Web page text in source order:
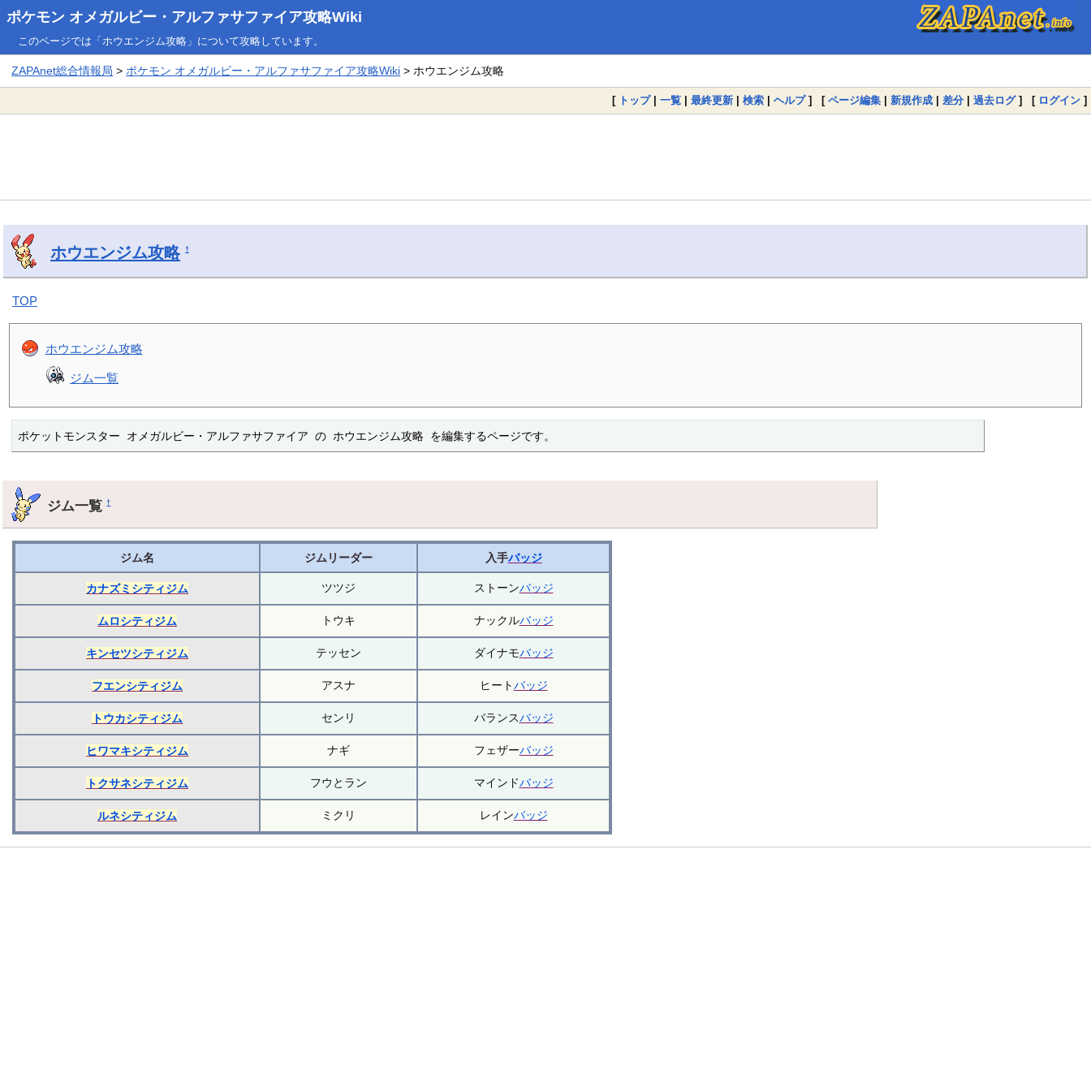
ポケモン オメガルビー・アルファサファイア攻略Wiki
このページでは「ホウエンジム攻略」について攻略しています。
ZAPAnet総合情報局 >ポケモン オメガルビー・アルファサファイア攻略Wiki > ホウエンジム攻略
[ トップ| 一覧 | 最終更新 | 検索 | ヘルプ] [ ページ編集 | 新規作成 | 差分 | 過去ログ] [ ログイン ]
ホウエンジム攻略 †
TOP
ホウエンジム攻略
ジム一覧
ポケットモンスター オメガルビー・アルファサファイア の ホウエンジム攻略 を編集するページです。
ジム一覧†
ジム名 ジムリーダー 入手バッジ
カナズミシティジム ツツジ ストーンバッジ
ムロシティジム トウキ ナックルバッジ
キンセツシティジム テッセン ダイナモバッジ
フエンシティジム アスナ ヒートバッジ
トウカシティジム センリ バランスバッジ
ヒワマキシティジム ナギ フェザーバッジ
トクサネシティジム フウとラン マインドバッジ
ルネシティジム ミクリ レインバッジ